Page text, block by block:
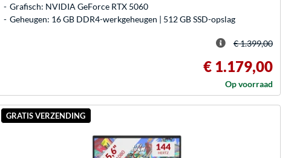
Grafisch: NVIDIA GeForce RTX 5060
Geheugen: 16 GB DDR4-werkgeheugen | 512 GB SSD-opslag
€ 1.399,00
€ 1.179,00
Op voorraad
GRATIS VERZENDING